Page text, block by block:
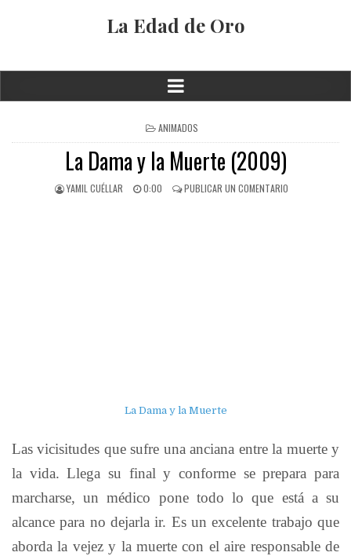
La Edad de Oro
ANIMADOS
La Dama y la Muerte (2009)
YAMIL CUÉLLAR 0:00 PUBLICAR UN COMENTARIO
La Dama y la Muerte
Las vicisitudes que sufre una anciana entre la muerte y
la vida. Llega su final y conforme se prepara para
marcharse, un médico pone todo lo que está a su
alcance para no dejarla ir. Es un excelente trabajo que
aborda la vejez y la muerte con el aire responsable de